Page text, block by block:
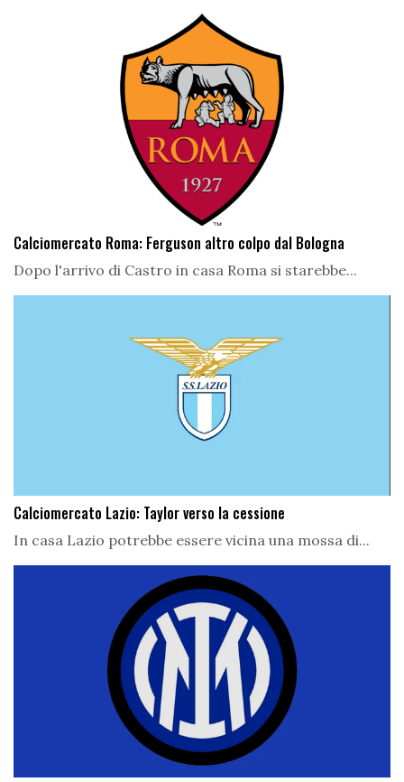
Calciomercato Roma: Ferguson altro colpo dal Bologna
Dopo l'arrivo di Castro in casa Roma si starebbe...
Calciomercato Lazio: Taylor verso la cessione
In casa Lazio potrebbe essere vicina una mossa di...